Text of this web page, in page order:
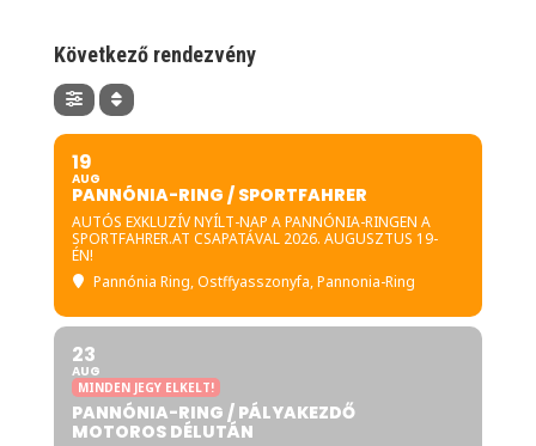
Következő rendezvény
19
AUG
PANNÓNIA-RING / SPORTFAHRER
AUTÓS EXKLUZÍV NYÍLT-NAP A PANNÓNIA-RINGEN A
SPORTFAHRER.AT CSAPATÁVAL 2026. AUGUSZTUS 19-
ÉN!
Pannónia Ring, Ostffyasszonyfa, Pannonia-Ring
23
AUG
MINDEN JEGY ELKELT!
PANNÓNIA-RING / PÁLYAKEZDŐ
MOTOROS DÉLUTÁN